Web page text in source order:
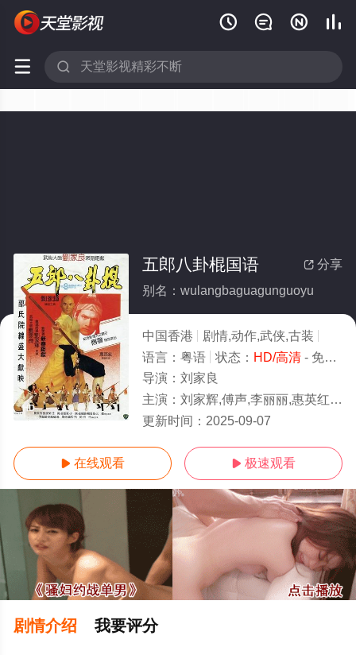
   
 
HD
 分享
五郎八卦棍国语
别名：wulangbaguagunguoyu
中国香港 剧情,动作,武侠,古装
语言： 粤语 状态： HD/高清- 免费在线观看
导演： 刘家良
主演： 刘家辉,傅声,李丽丽,惠英红,杨菁菁,王龙威,张展鹏,朱铁和,小侯,高飞,郭政鸿,林威,?刘济民,刘雪华,李擎柱,林克明,刘家荣,刘家良,马汉沅,麦德罗,吴
更新时间： 2025-09-07
 在线观看  极速观看
剧情介绍 我要评分